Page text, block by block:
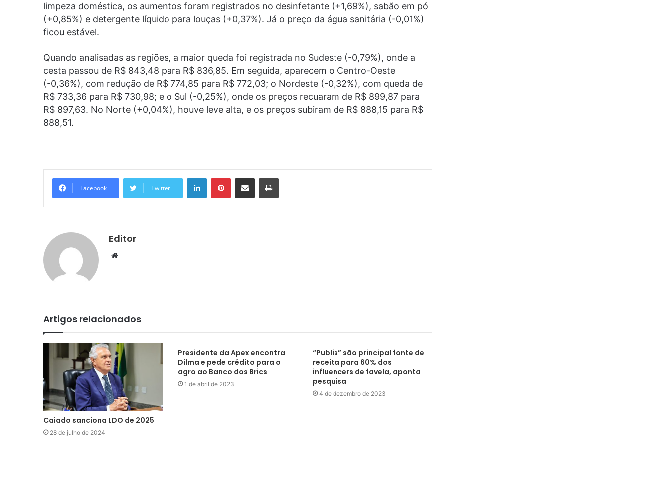
limpeza doméstica, os aumentos foram registrados no desinfetante (+1,69%), sabão em pó
(+0,85%) e detergente líquido para louças (+0,37%). Já o preço da água sanitária (-0,01%)
ficou estável.
Quando analisadas as regiões, a maior queda foi registrada no Sudeste (-0,79%), onde a
cesta passou de R$ 843,48 para R$ 836,85. Em seguida, aparecem o Centro-Oeste
(-0,36%), com redução de R$ 774,85 para R$ 772,03; o Nordeste (-0,32%), com queda de
R$ 733,36 para R$ 730,98; e o Sul (-0,25%), onde os preços recuaram de R$ 899,87 para
R$ 897,63. No Norte (+0,04%), houve leve alta, e os preços subiram de R$ 888,15 para R$
888,51.
Facebook Twitter
LinkedinPinterestCompartilhar via e-mail Imprimir
Editor
Website
Artigos relacionados
Caiado sanciona LDO de 2025
28 de julho de 2024
Presidente da Apex encontra
Dilma e pede crédito para o
agro ao Banco dos Brics
1 de abril de 2023
“Publis” são principal fonte de
receita para 60% dos
influencers de favela, aponta
pesquisa
4 de dezembro de 2023